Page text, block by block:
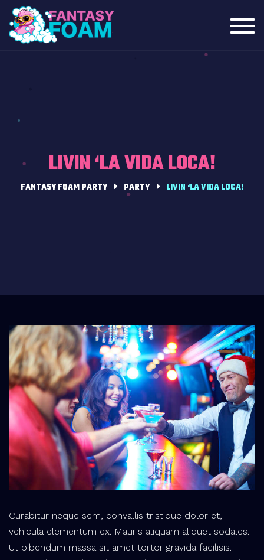
LIVIN ‘LA VIDA LOCA!
FANTASY FOAM PARTY PARTY LIVIN ‘LA VIDA LOCA!
Curabitur neque sem, convallis tristique dolor et,
vehicula elementum ex. Mauris aliquam aliquet sodales.
Ut bibendum massa sit amet tortor gravida facilisis.